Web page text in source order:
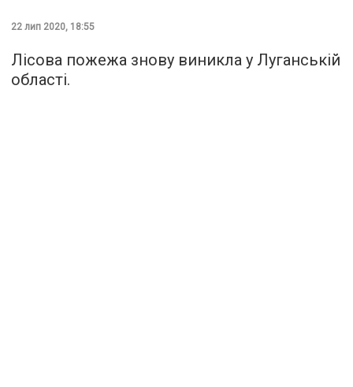
22 лип 2020, 18:55
Лісова пожежа знову виникла у Луганській
області.